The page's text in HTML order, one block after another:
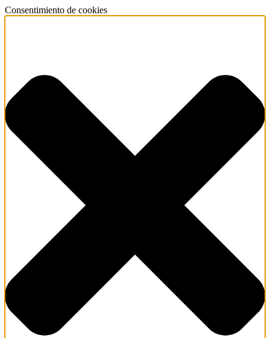
Consentimiento de cookies